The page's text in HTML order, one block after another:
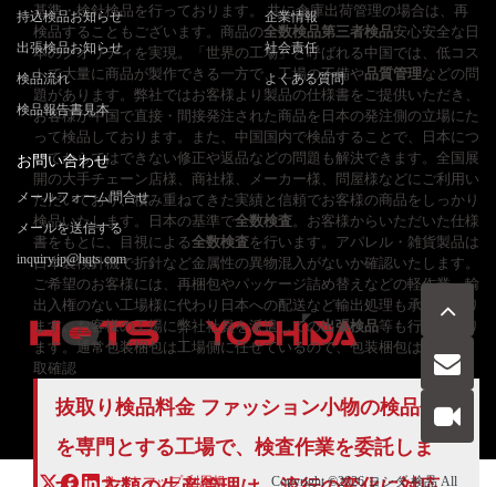
基準・検針検品を行っております。 共に倉庫出荷管理の場合は、再
検品することもございます。商品の全数検品第三者検品安心安全な日
本のクオリティを実現。「世界の工場」と呼ばれる中国では、低コス
トで大量に商品が製作できる一方で、工場の不備や品質管理などの問
題があります。弊社ではお客様より製品の仕様書をご提供いただき、
お客様が中国で直接・間接発注された商品を日本の発注側の立場にた
って検品しております。また、中国国内で検品することで、日本につ
いてからではできない修正や返品などの問題も解決できます。全国展
開の大手チェーン店様、商社様、メーカー様、問屋様などにご利用い
ただいており、積み重ねてきた実績と信頼でお客様の商品をしっかり
検品いたします。日本の基準で全数検査 。お客様からいただいた仕様
書をもとに、目視による全数検査を行います。アパレル・雑貨製品は
日本製検針機で折針など金属性の異物混入がないか確認いたします。
ご希望のお客様には、再梱包やパッケージ詰め替えなどの軽作業、輸
出入権のない工場様に代わり日本への配送など輸出処理も承っており
ます。お客様の工場に弊社社員を派遣しての出張検品等も行っており
ます。通常包装梱包は工場側に任せているので、包装梱包は5%を抜
取確認
抜取り検品料金 ファッション小物の検品代行
を専門とする工場で、検査作業を委託しま
持込検品お知らせ
出張検品お知らせ
検品流れ
検品報告書見本
企業情報
社会責任
よくある質問
お問い合わせ
メールフォーム問合せ
メールを送信する
inquiry.jp@hqts.com
お電話でのお問い合わせ
050-5840-2657
お問い合わせ
サイトマップ 利用規 Copyright ©2026ヨシダ 検品All